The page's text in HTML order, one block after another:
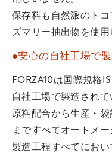
保存料も自然派のト
ズマリー抽出物を使用
●安心の自社工場で
FORZA10は国際規格
自社工場で製造されて
原料配合から生産・
まですべてオートメー
製造工程すべてにお